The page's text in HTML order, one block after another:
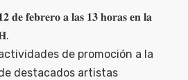
𝐝𝐞 𝐟𝐞𝐛𝐫𝐞𝐫𝐨 𝐚 𝐥𝐚𝐬 𝟏𝟑 𝐡𝐨𝐫𝐚𝐬 𝐞𝐧 𝐥𝐚
de promoción a la
destacados artistas